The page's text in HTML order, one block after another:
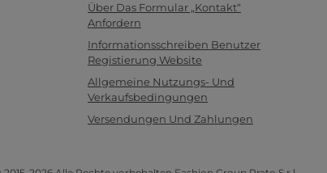
Über Das Formular „Kontakt“
Anfordern
Informationsschreiben Benutzer
Registierung Website
Allgemeine Nutzungs- Und
Verkaufsbedingungen
Versendungen Und Zahlungen